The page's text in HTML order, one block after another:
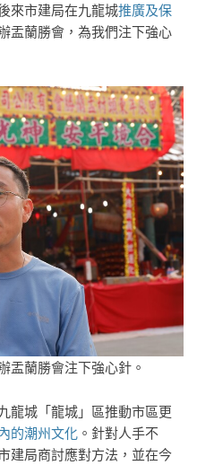
來市建局在九龍城推廣及保
盂蘭勝會，為我們注下強心
盂蘭勝會注下強心針。
龍城「龍城」區推動市區更
的潮州文化 。針對人手不
建局商討應對方法，並在今